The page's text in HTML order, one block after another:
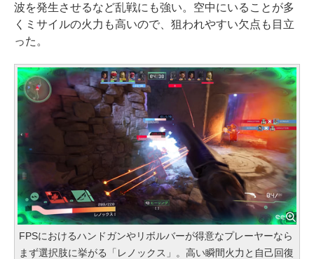
波を発生させるなど乱戦にも強い。空中にいることが多
くミサイルの火力も高いので、狙われやすい欠点も目立
った。
FPSにおけるハンドガンやリボルバーが得意なプレーヤーなら
まず選択肢に挙がる「レノックス」。高い瞬間火力と自己回復